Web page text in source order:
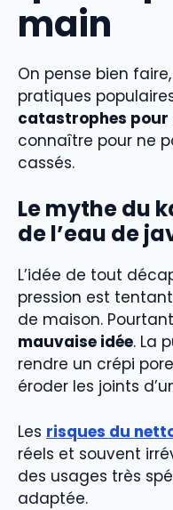
main
On pense bien
pratiques
catastrophes pour
connaître pour ne
cassés.
Le mythe du
de l’eau de
L’idée de tout
pression est
de maison.
mauvaise idée. La
rendre un crépi
éroder les joints
Les risques du
réels et souvent
des usages très
adaptée.